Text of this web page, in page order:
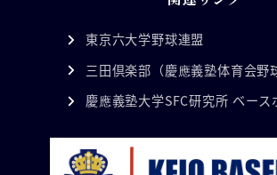
東京六大学野球連盟
三田倶楽部（慶應義塾体育会野
慶應義塾大学SFC研究所 ベース